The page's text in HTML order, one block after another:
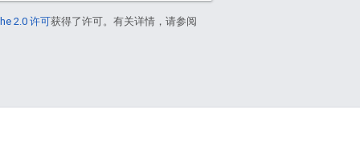
2.0 许可获得了许可。有关详情，请参阅